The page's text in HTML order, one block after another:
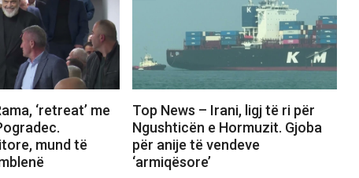
‘retreat’ me
mund të
Top News – Irani, ligj të ri për
Ngushticën e Hormuzit. Gjoba
për anije të vendeve
‘armiqësore’